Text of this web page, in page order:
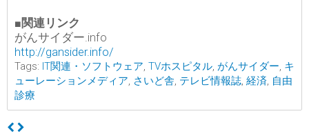
■関連リンク
がんサイダー.info
http://gansider.info/
Tags: IT関連・ソフトウェア, TVホスピタル, がんサイダー, キ
ューレーションメディア, さいど舎, テレビ情報誌, 経済, 自由
診療